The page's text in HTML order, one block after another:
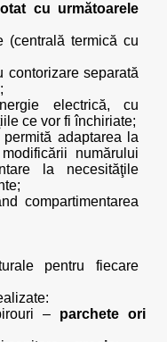
cu următoarele
(centrală termică cu
contorizare separată
electrică, cu
ce vor fi închiriate;
adaptarea la
numărului
la necesităţile
compartimentarea
pentru fiecare
– parchete ori